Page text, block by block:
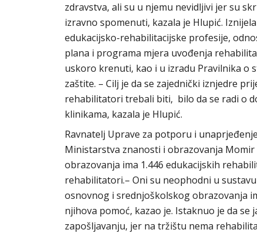
zdravstva, ali su u njemu nevidljivi jer su
izravno spomenuti, kazala je Hlupić.
edukacijsko-rehabilitacijske profesije,
plana i programa mjera uvođenja
uskoro krenuti, kao i u izradu Pravilnika o
zaštite. – Cilj je da se zajednički iznjedre
rehabilitatori trebali biti, bilo da se radi o
klinikama, kazala je Hlupić.
Ravnatelj Uprave za potporu i
Ministarstva znanosti i obrazovanja
obrazovanja ima 1.446 edukacijskih
rehabilitatori.– Oni su neophodni u
osnovnog i srednjoškolskog obrazovanja
njihova pomoć, kazao je. Istaknuo je da
zapošljavanju, jer na tržištu nema